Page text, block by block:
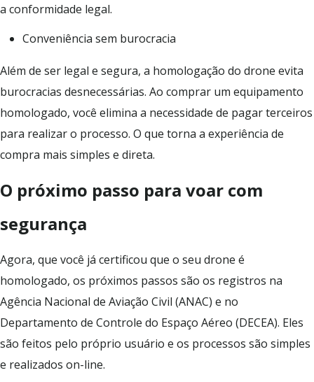
a conformidade legal.
Conveniência sem burocracia
Além de ser legal e segura, a homologação do drone evita
burocracias desnecessárias. Ao comprar um equipamento
homologado, você elimina a necessidade de pagar terceiros
para realizar o processo. O que torna a experiência de
compra mais simples e direta.
O próximo passo para voar com
segurança
Agora, que você já certificou que o seu drone é
homologado, os próximos passos são os registros na
Agência Nacional de Aviação Civil (ANAC) e no
Departamento de Controle do Espaço Aéreo (DECEA). Eles
são feitos pelo próprio usuário e os processos são simples
e realizados on-line.